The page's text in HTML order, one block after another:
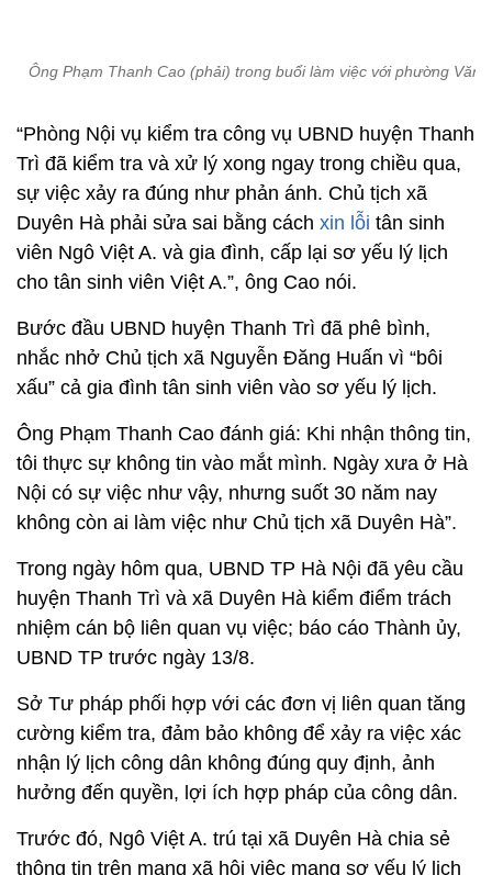
Ông Phạm Thanh Cao (phải) trong buổi làm việc với phường Văn
“Phòng Nội vụ kiểm tra công vụ UBND huyện Thanh
Trì đã kiểm tra và xử lý xong ngay trong chiều qua,
sự việc xảy ra đúng như phản ánh. Chủ tịch xã
Duyên Hà phải sửa sai bằng cách xin lỗi tân sinh
viên Ngô Việt A. và gia đình, cấp lại sơ yếu lý lịch
cho tân sinh viên Việt A.”, ông Cao nói.
Bước đầu UBND huyện Thanh Trì đã phê bình,
nhắc nhở Chủ tịch xã Nguyễn Đăng Huấn vì “bôi
xấu” cả gia đình tân sinh viên vào sơ yếu lý lịch.
Ông Phạm Thanh Cao đánh giá: Khi nhận thông tin,
tôi thực sự không tin vào mắt mình. Ngày xưa ở Hà
Nội có sự việc như vậy, nhưng suốt 30 năm nay
không còn ai làm việc như Chủ tịch xã Duyên Hà”.
Trong ngày hôm qua, UBND TP Hà Nội đã yêu cầu
huyện Thanh Trì và xã Duyên Hà kiểm điểm trách
nhiệm cán bộ liên quan vụ việc; báo cáo Thành ủy,
UBND TP trước ngày 13/8.
Sở Tư pháp phối hợp với các đơn vị liên quan tăng
cường kiểm tra, đảm bảo không để xảy ra việc xác
nhận lý lịch công dân không đúng quy định, ảnh
hưởng đến quyền, lợi ích hợp pháp của công dân.
Trước đó, Ngô Việt A. trú tại xã Duyên Hà chia sẻ
thông tin trên mạng xã hội việc mang sơ yếu lý lịch